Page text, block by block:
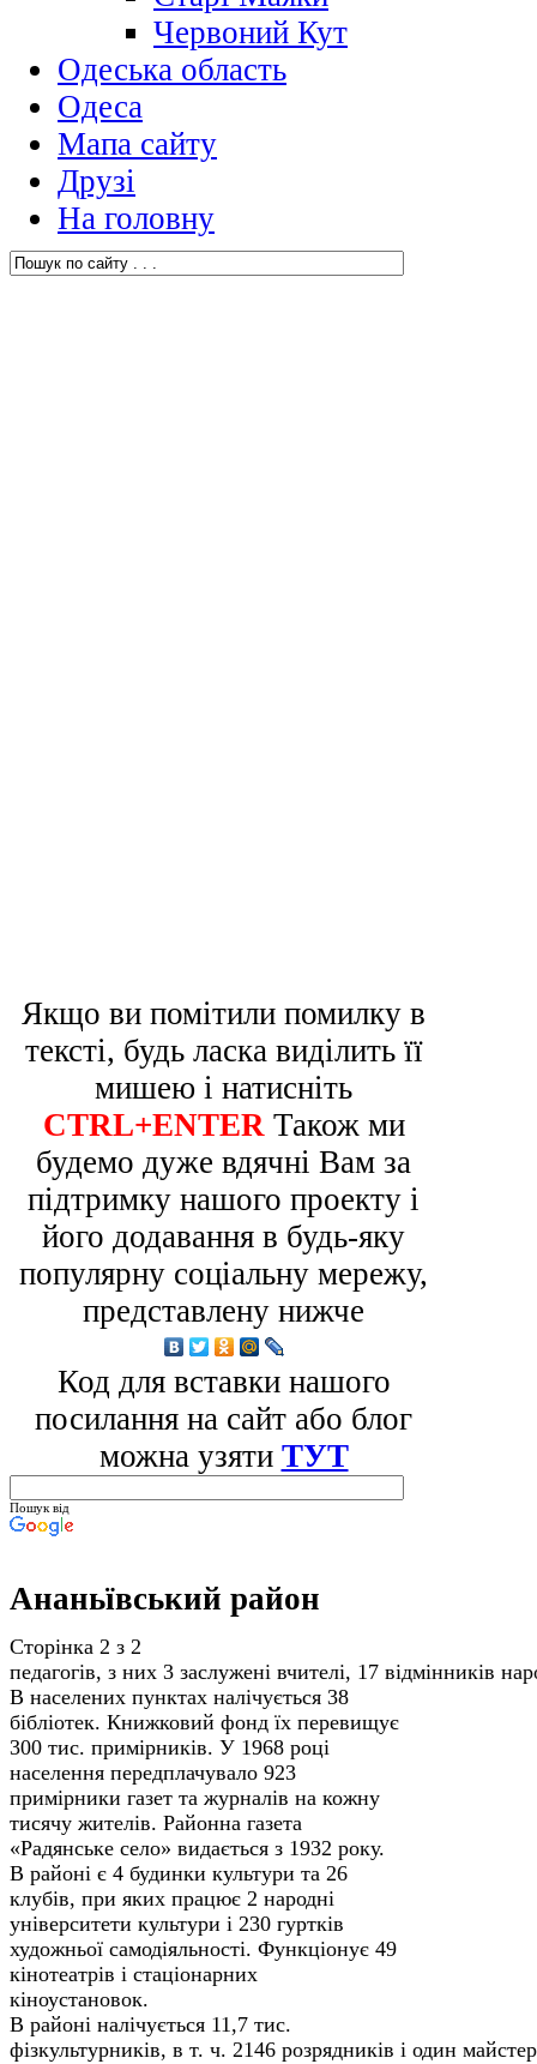
Червоний Кут
Одеська область
Одеса
Мапа сайту
Друзі
На головну
Якщо ви помітили помилку в
тексті, будь ласка виділить її
мишею і натисніть
CTRL+ENTER Також ми
будемо дуже вдячні Вам за
підтримку нашого проекту і
його додавання в будь-яку
популярну соціальну мережу,
представлену нижче
Код для вставки нашого
посилання на сайт або блог
можна узяти ТУТ
Пошук від
Ананьївський район
Сторінка 2 з 2
педагогів, з них 3 заслу­жені вчителі, 17 відмінників
В населених пунктах налічується 38
бібліотек. Книжковий фонд їх перевищує
300 тис. примірників. У 1968 році
населення передплачувало 923
примірники газет та журналів на кожну
тисячу жителів. Районна газета
«Радянське село» видається з 1932 року.
В районі є 4 будинки культури та 26
клубів, при яких працює 2 народні
університети культури і 230 гуртків
художньої самодіяльності. Функціонує 49
кіно­театрів і стаціонарних
кіноустановок.
В районі налічується 11,7 тис.
фізкультурників, в т. ч. 2146 розрядників і один